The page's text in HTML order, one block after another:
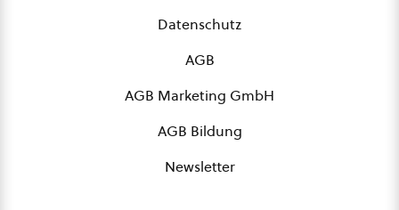
Datenschutz
AGB
AGB Marketing GmbH
AGB Bildung
Newsletter